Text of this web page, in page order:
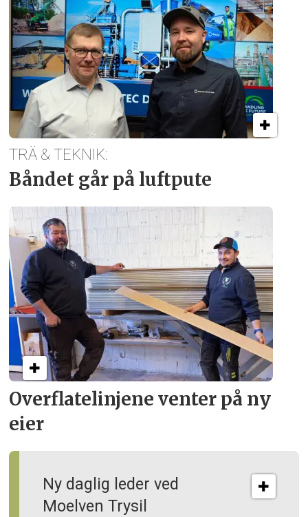
Overflate­linjene venter på ny
eier
Ny daglig leder ved
Moelven Trysil
TRÄ & TEKNIK:
Båndet går på luftpute